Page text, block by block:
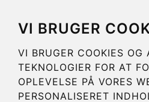
VI BRUGER
VI BRUGER COOKIES OG
TEKNOLOGIER FOR AT
OPLEVELSE PÅ VORES
PERSONALISERET